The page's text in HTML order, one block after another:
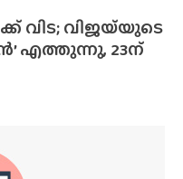
വിട; വിജയ്‌യുടെ
എത്തുന്നു, 23ന്